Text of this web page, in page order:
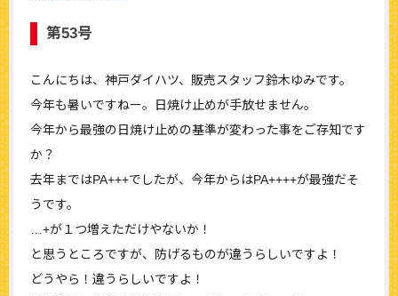
第53号
こんにちは、神戸ダイハツ、販売スタッフ鈴木ゆみです。
今年も暑いですねー。日焼け止めが手放せません。
今年から最強の日焼け止めの基準が変わった事をご存知です
か？
去年まではPA+++でしたが、今年からはPA++++が最強だそ
うです。
…+が１つ増えただけやないか！
と思うところですが、防げるものが違うらしいですよ！
どうやら！違うらしいですよ！